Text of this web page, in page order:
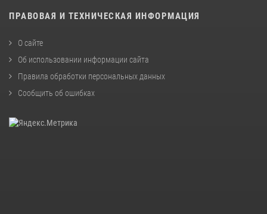
ПРАВОВАЯ И ТЕХНИЧЕСКАЯ ИНФОРМАЦИЯ
О сайте
Об использовании информации сайта
Правила обработки персональных данных
Сообщить об ошибках